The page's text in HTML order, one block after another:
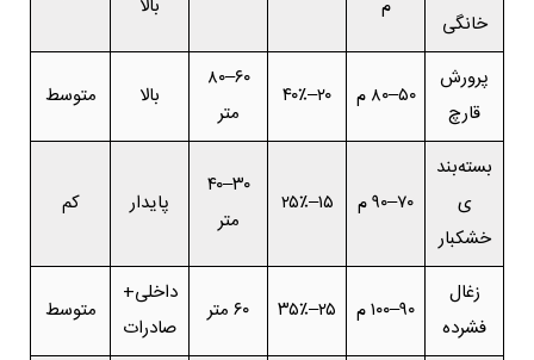
خانگی
م
بالا
پرورش
قارچ
۵۰–۸۰ م ۲۰–۴۰٪
۶۰–۸۰
متر
بالا متوسط
بسته‌بند
ی
خشکبار
۷۰–۹۰ م ۱۵–۲۵٪
۳۰–۴۰
متر
پایدار کم
زغال
فشرده
۹۰–۱۰۰ م ۲۵–۳۵٪ ۶۰ متر
داخلی+
صادرات
متوسط